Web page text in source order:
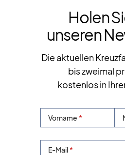
Holen
unseren
Die aktuellen
bis zweimal
kostenlos in
Vorname
E-Mail